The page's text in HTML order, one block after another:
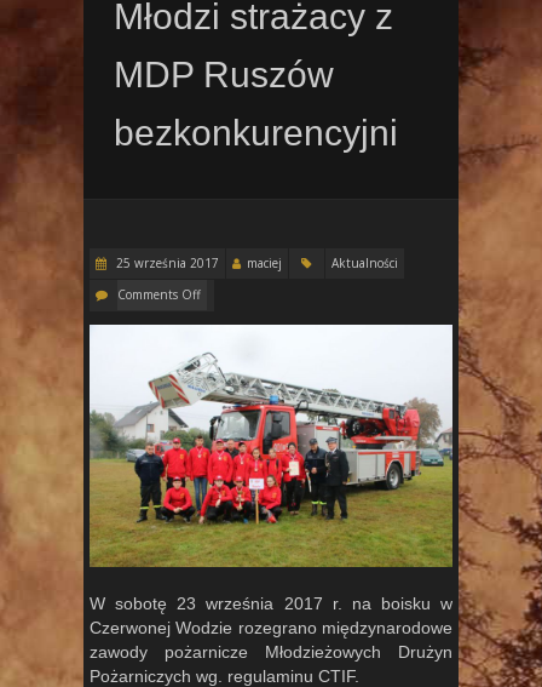
Młodzi strażacy z
MDP Ruszów
bezkonkurencyjni
25 września 2017 maciej
Aktualności
Comments Off
W sobotę 23 września 2017 r. na boisku w
Czerwonej Wodzie rozegrano międzynarodowe
zawody pożarnicze Młodzieżowych Drużyn
Pożarniczych wg. regulaminu CTIF.